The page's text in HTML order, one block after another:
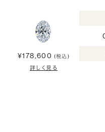
¥178,600 (税込)
詳しく見る